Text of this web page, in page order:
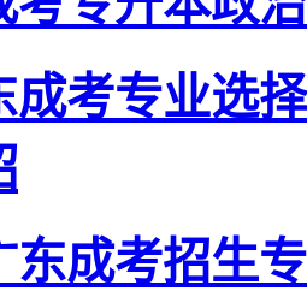
成考专业选
东成考招生